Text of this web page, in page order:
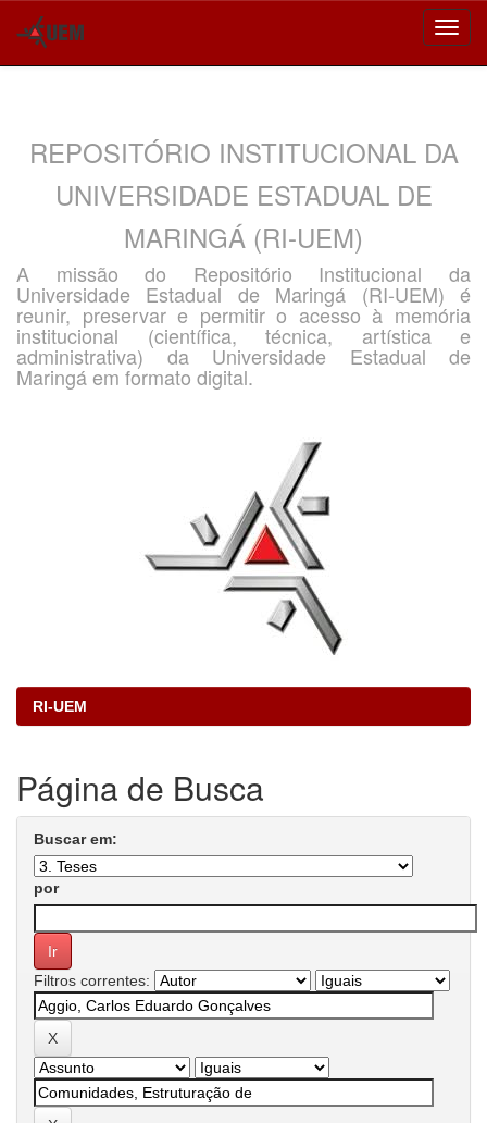
REPOSITÓRIO INSTITUCIONAL DA
UNIVERSIDADE ESTADUAL DE
MARINGÁ (RI-UEM)
A missão do Repositório Institucional da
Universidade Estadual de Maringá (RI-UEM) é
reunir, preservar e permitir o acesso à memória
institucional (científica, técnica, artística e
administrativa) da Universidade Estadual de
Maringá em formato digital.
RI-UEM
Página de Busca
Buscar em:
por
Filtros correntes: